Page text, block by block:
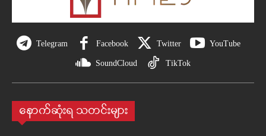
Telegram Facebook Twitter YouTube
SoundCloud TikTok
နောက်ဆုံးရ သတင်းများ